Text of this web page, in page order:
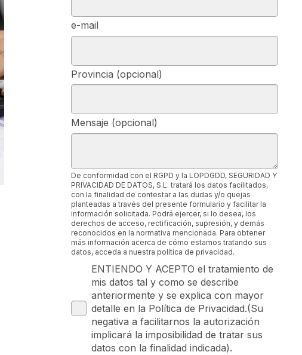
e-mail
Provincia (opcional)
Mensaje (opcional)
De conformidad con el RGPD y la LOPDGDD, SEGURIDAD Y
PRIVACIDAD DE DATOS, S.L. tratará los datos facilitados,
con la finalidad de contestar a las dudas y/o quejas
planteadas a través del presente formulario y facilitar la
información solicitada. Podrá ejercer, si lo desea, los
derechos de acceso, rectificación, supresión, y demás
reconocidos en la normativa mencionada. Para obtener
más información acerca de cómo estamos tratando sus
datos, acceda a nuestra política de privacidad.
ENTIENDO Y ACEPTO el tratamiento de
mis datos tal y como se describe
anteriormente y se explica con mayor
detalle en la Política de Privacidad.(Su
negativa a facilitarnos la autorización
implicará la imposibilidad de tratar sus
datos con la finalidad indicada).